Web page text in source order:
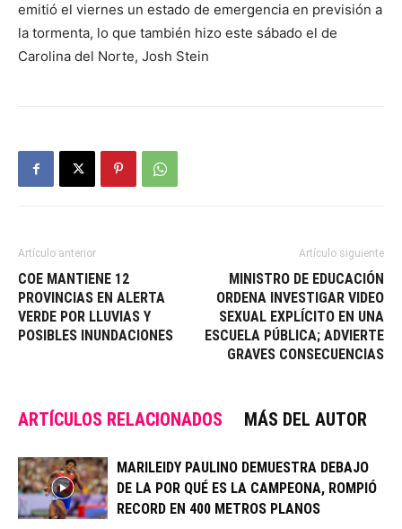
emitió el viernes un estado de emergencia en previsión a
la tormenta, lo que también hizo este sábado el de
Carolina del Norte, Josh Stein
Artículo anterior
COE MANTIENE 12
PROVINCIAS EN ALERTA
VERDE POR LLUVIAS Y
POSIBLES INUNDACIONES
Artículo siguiente
MINISTRO DE EDUCACIÓN
ORDENA INVESTIGAR VIDEO
SEXUAL EXPLÍCITO EN UNA
ESCUELA PÚBLICA; ADVIERTE
GRAVES CONSECUENCIAS
ARTÍCULOS RELACIONADOS MÁS DEL AUTOR
MARILEIDY PAULINO DEMUESTRA DEBAJO
DE LA POR QUÉ ES LA CAMPEONA, ROMPIÓ
RECORD EN 400 METROS PLANOS